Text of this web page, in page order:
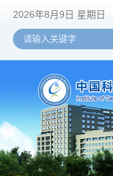
2026年8月9日 星期日